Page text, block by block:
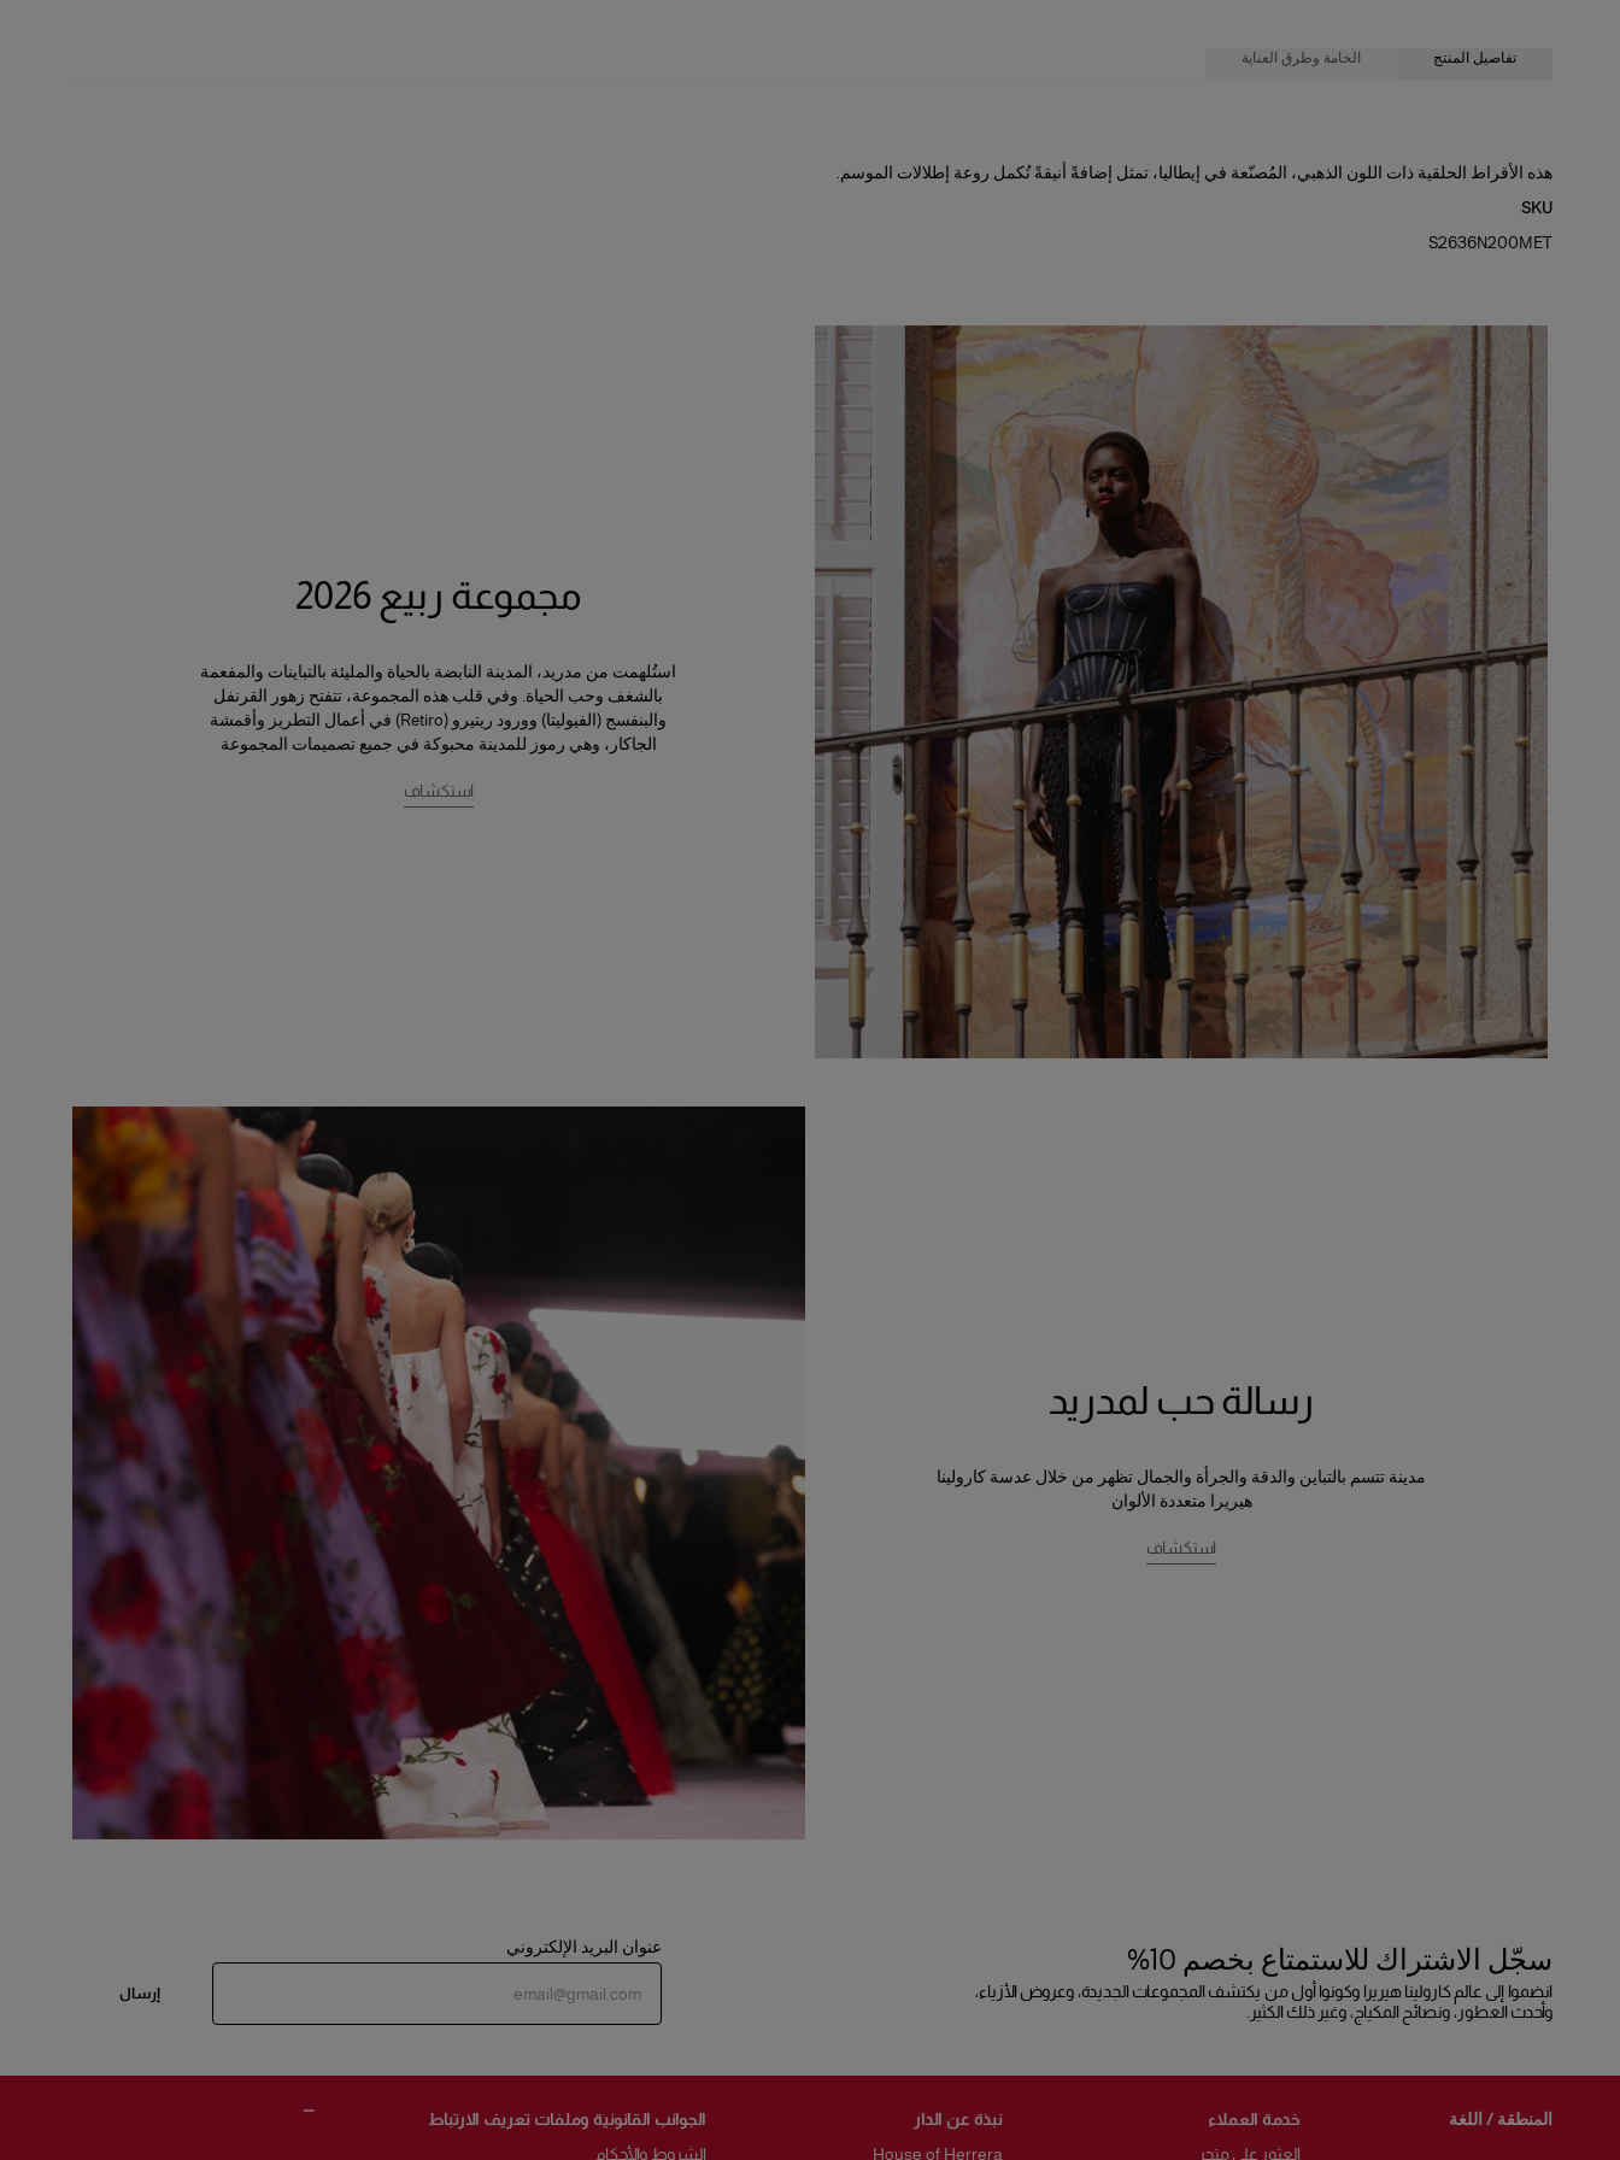
تفاصيل المنتج الخامة وطرق العناية
هذه الأقراط الحلقية ذات اللون الذهبي، المُصنّعة في إيطاليا، تمثل إضافةً أنيقةً تُكمل روعة إطلالات الموسم.
SKU
S2636N200MET
تعليمات الغسيل
تُنظّف الأجزاء المتسخة فقط بقطعة من القماش
مجموعة ربيع 2026
استُلهمت من مدريد، المدينة النابضة بالحياة والمليئة بالتباينات والمفعمة
بالشغف وحب الحياة. وفي قلب هذه المجموعة، تتفتح زهور القرنفل
والبنفسج (الفيوليتا) وورود ريتيرو (Retiro) في أعمال التطريز وأقمشة
الجاكار، وهي رموز للمدينة محبوكة في جميع تصميمات المجموعة
استكشاف
رسالة حب لمدريد
مدينة تتسم بالتباين والدقة والجرأة والجمال تظهر من خلال عدسة كارولينا
هيريرا متعددة الألوان
استكشاف
سجّل الاشتراك للاستمتاع بخصم 10%
انضموا إلى عالم كارولينا هيريرا وكونوا أول من يكتشف المجموعات الجديدة، وعروض الأزياء،
وأحدث العطور، ونصائح المكياج، وغير ذلك الكثير.
عنوان البريد الإلكتروني
إرسال
المنطقة / اللغة
خدمة العملاء
العثور على متجر
نبذة عن الدار
House of Herrera
الجوانب القانونية وملفات تعريف الارتباط
الشروط والأحكام